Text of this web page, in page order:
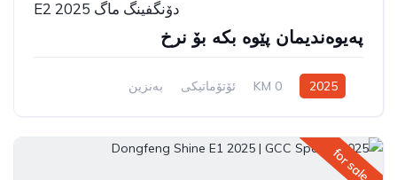
دۆنگفینگ ماگ E2 2025
پەیوەندیمان پێوە بکە بۆ نرخ
2025
0 KM ئۆتۆماتیکی
بەنزین
for sale